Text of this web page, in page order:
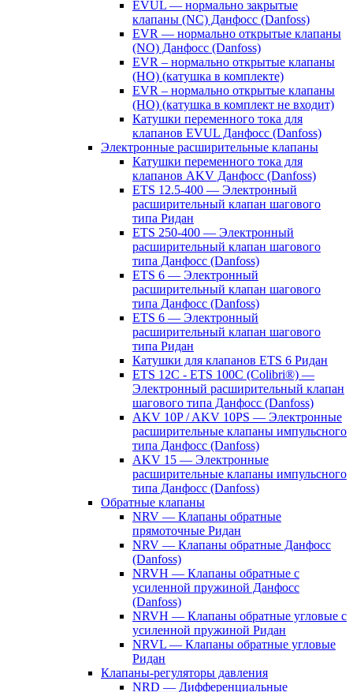
EVUL — нормально закрытые
клапаны (NC) Данфосс (Danfoss)
EVR — нормально открытые клапаны
(NO) Данфосс (Danfoss)
EVR – нормально открытые клапаны
(НО) (катушка в комплекте)
EVR – нормально открытые клапаны
(НО) (катушка в комплект не входит)
Катушки переменного тока для
клапанов EVUL Данфосс (Danfoss)
Электронные расширительные клапаны
Катушки переменного тока для
клапанов AKV Данфосс (Danfoss)
ETS 12.5-400 — Электронный
расширительный клапан шагового
типа Ридан
ETS 250-400 — Электронный
расширительный клапан шагового
типа Данфосс (Danfoss)
ETS 6 — Электронный
расширительный клапан шагового
типа Данфосс (Danfoss)
ETS 6 — Электронный
расширительный клапан шагового
типа Ридан
Катушки для клапанов ETS 6 Ридан
ETS 12C - ETS 100C (Colibri®) —
Электронный расширительный клапан
шагового типа Данфосс (Danfoss)
AKV 10P / AKV 10PS — Электронные
расширительные клапаны импульсного
типа Данфосс (Danfoss)
AKV 15 — Электронные
расширительные клапаны импульсного
типа Данфосс (Danfoss)
Обратные клапаны
NRV — Клапаны обратные
прямоточные Ридан
NRV — Клапаны обратные Данфосс
(Danfoss)
NRVH — Клапаны обратные с
усиленной пружиной Данфосс
(Danfoss)
NRVH — Клапаны обратные угловые с
усиленной пружиной Ридан
NRVL — Клапаны обратные угловые
Ридан
Клапаны-регуляторы давления
NRD — Дифференциальные